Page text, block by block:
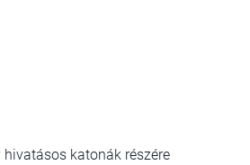
katonák részére